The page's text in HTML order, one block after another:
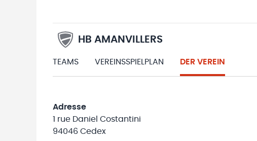
HB AMANVILLERS
TEAMS VEREINSSPIELPLAN DER VEREIN
Adresse
1 rue Daniel Costantini
94046 Cedex